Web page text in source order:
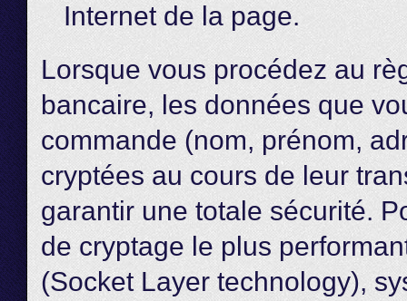
Internet de la page.
Lorsque vous procédez au
bancaire, les données que
commande (nom, prénom,
cryptées au cours de leur
garantir une totale sécurité.
de cryptage le plus
(Socket Layer technology),